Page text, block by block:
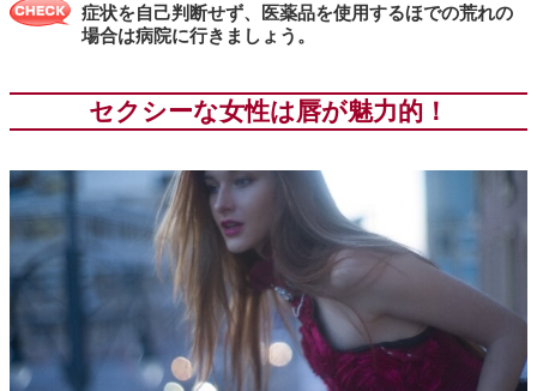
症状を自己判断せず、医薬品を使用するほでの荒れの
場合は病院に行きましょう。
セクシーな女性は唇が魅力的！